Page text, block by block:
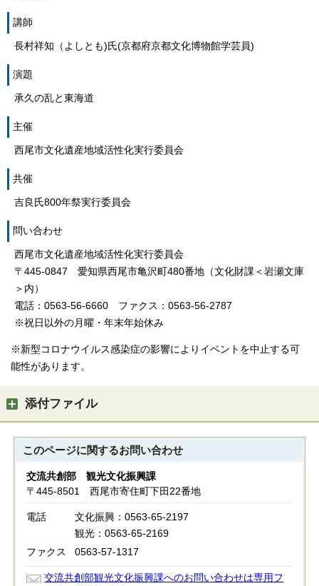
講師
長村祥知（よしとも)氏(京都府京都文化博物館学芸員)
演題
承久の乱と東海道
主催
西尾市文化遺産地域活性化実行委員会
共催
吉良氏800年祭実行委員会
問い合わせ
西尾市文化遺産地域活性化実行委員会
〒445-0847 愛知県西尾市亀沢町480番地（文化財課＜岩瀬文庫
＞内）
電話：0563-56-6660 ファクス：0563-56-2787
※祝日以外の月曜・年末年始休み
※新型コロナウイルス感染症の影響によりイベントを中止する可
能性があります。
添付ファイル
このページに関するお問い合わせ
交流共創部 観光文化振興課
〒445-8501 西尾市寄住町下田22番地
電話
文化振興：0563-65-2197
観光：0563-65-2169
ファクス
0563-57-1317
交流共創部観光文化振興課へのお問い合わせは専用フ